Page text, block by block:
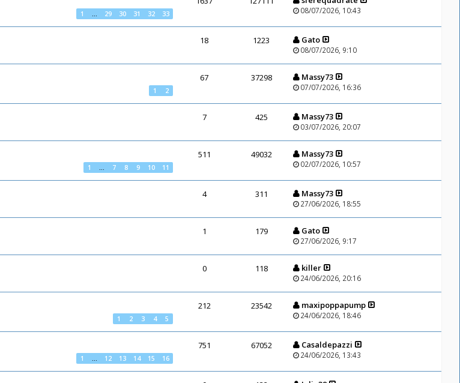
1 29 30 31 32 33 08/07/2026, 10:43
18 1223 Gato
08/07/2026, 9:10
1 2
67 37298 Massy73
07/07/2026, 16:36
7 425 Massy73
03/07/2026, 20:07
1 7 8 9 10 11
511 49032 Massy73
02/07/2026, 10:57
4 311 Massy73
27/06/2026, 18:55
1 179 Gato
27/06/2026, 9:17
0 118 killer
24/06/2026, 20:16
1 2 3 4 5
212 23542 maxipoppapump
24/06/2026, 18:46
1 12 13 14 15 16
751 67052 Casaldepazzi
24/06/2026, 13:43